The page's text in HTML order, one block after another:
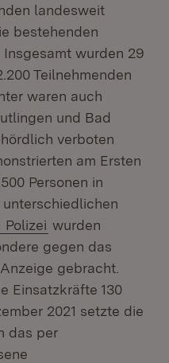
landesweit
bestehenden
Insgesamt wurden 29
Teilnehmenden
waren auch
und Bad
verboten
am Ersten
Personen in
Extern:
Polizei (Öffnet in neuem
wurden
gegen das
gebracht.
Einsatzkräfte 130
2021 setzte die
das per